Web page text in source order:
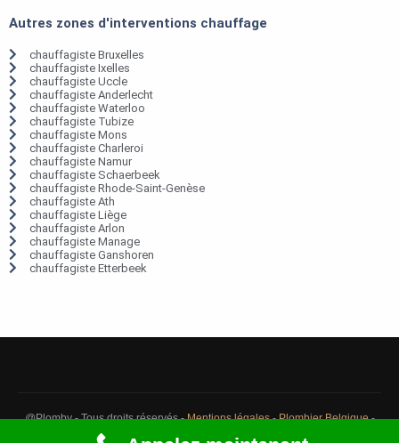
Autres zones d'interventions chauffage
chauffagiste Bruxelles
chauffagiste Ixelles
chauffagiste Uccle
chauffagiste Anderlecht
chauffagiste Waterloo
chauffagiste Tubize
chauffagiste Mons
chauffagiste Charleroi
chauffagiste Namur
chauffagiste Schaerbeek
chauffagiste Rhode-Saint-Genèse
chauffagiste Ath
chauffagiste Liège
chauffagiste Arlon
chauffagiste Manage
chauffagiste Ganshoren
chauffagiste Etterbeek
@Plomby - Tous droits réservés -Mentions légales-Plombier Belgique-
Débouchage Belgique